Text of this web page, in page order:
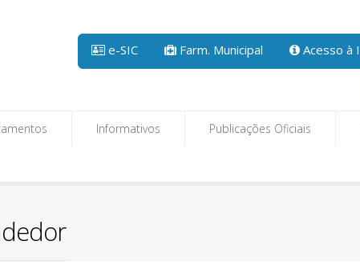
e-SIC Farm. Municipal Acesso à
Informativos Publicações Oficiais